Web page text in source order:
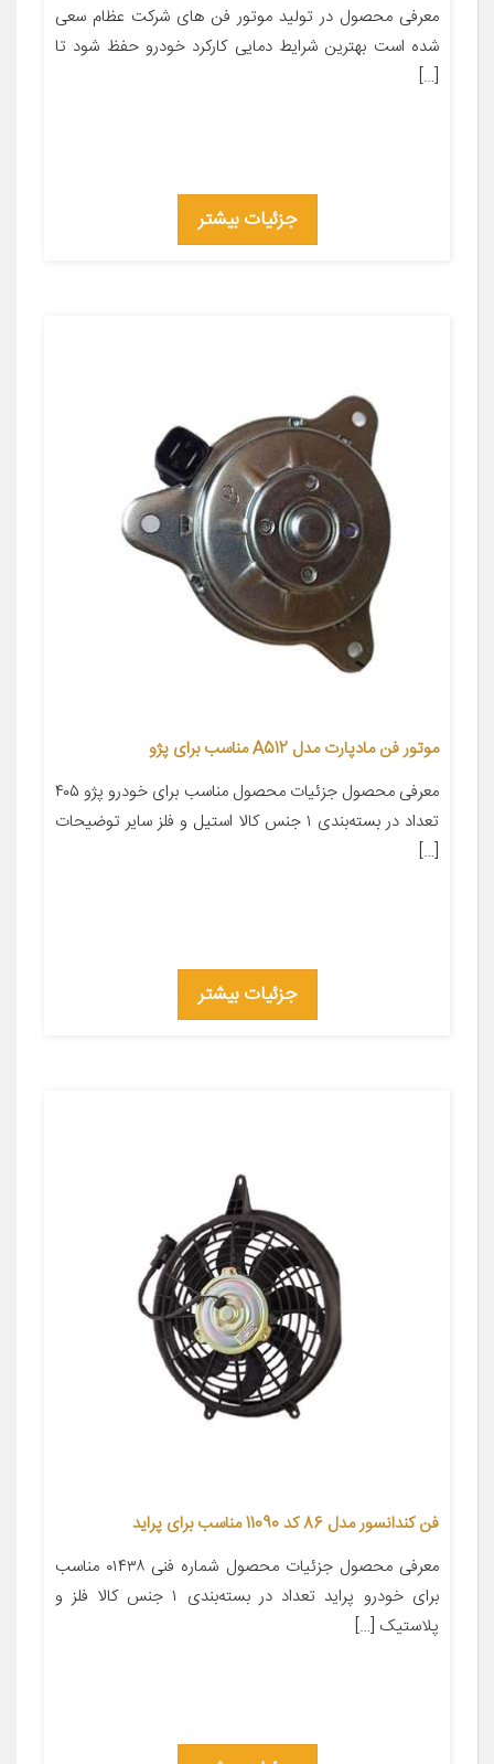
معرفی محصول در تولید موتور فن های شرکت عظام سعی
شده است بهترین شرایط دمایی کارکرد خودرو حفظ شود تا
[…]
جزئیات بیشتر
موتور فن مادپارت مدل A512 مناسب برای پژو
معرفی محصول جزئیات محصول مناسب برای خودرو پژو ۴۰۵
تعداد در بسته‌بندی ۱ جنس کالا استیل و فلز سایر توضیحات
[…]
جزئیات بیشتر
فن کندانسور مدل 86 کد 11090 مناسب برای پراید
معرفی محصول جزئیات محصول شماره فنی ۰۱۴۳۸ مناسب
برای خودرو پراید تعداد در بسته‌بندی ۱ جنس کالا فلز و
پلاستیک […]